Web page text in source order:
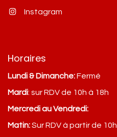
Instagram
Horaires
Lundi & Dimanche:Fermé
Mardi: sur RDV de 10h à 18h
Mercredi au Vendredi:
Matin:Sur RDV à partir de 10h